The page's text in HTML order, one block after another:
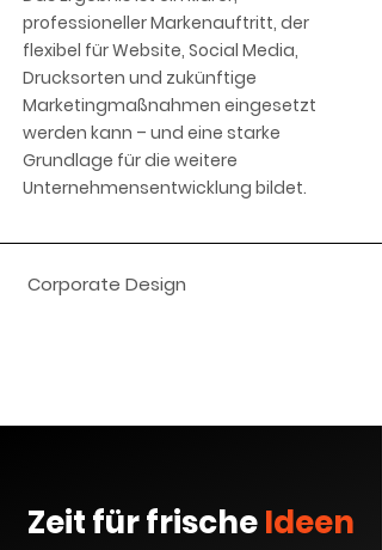
professioneller Markenauftritt, der
flexibel für Website, Social Media,
Drucksorten und zukünftige
Marketingmaßnahmen eingesetzt
werden kann – und eine starke
Grundlage für die weitere
Unternehmensentwicklung bildet.
Corporate Design
Zeit für frischeIdeen